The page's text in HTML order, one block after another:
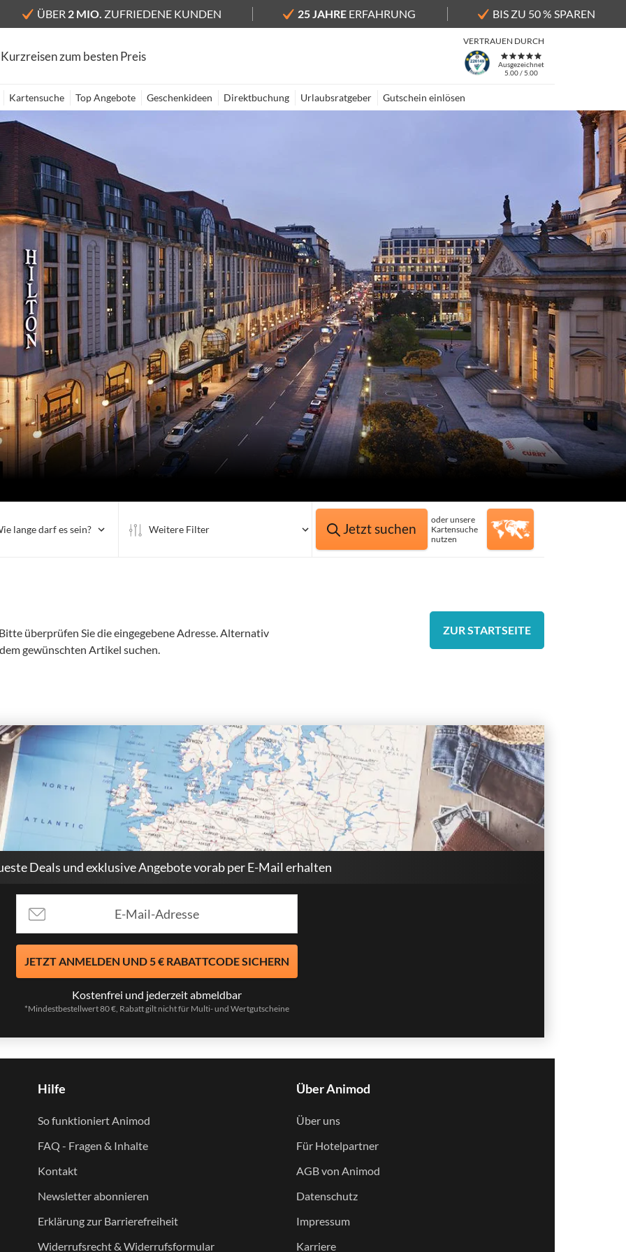
ÜBER 2 MIO. ZUFRIEDENE KUNDEN 25 JAHRE ERFAHRUNG BIS ZU 50 % SPAREN
zum besten Preis
VERTRAUEN DURCH
Ausgezeichnet
5.00 / 5.00
Kartensuche Top Angebote Geschenkideen Direktbuchung Urlaubsratgeber Gutschein einlösen
lange darf es sein? Weitere Filter Jetzt suchen
oder unsere
Kartensuche
nutzen
überprüfen Sie die eingegebene Adresse. Alternativ
gewünschten Artikel suchen.
ZUR STARTSEITE
Deals und exklusive Angebote vorab per E-Mail erhalten
JETZT ANMELDEN UND 5 € RABATTCODE SICHERN
Kostenfrei und jederzeit abmeldbar
*Mindestbestellwert 80 €, Rabatt gilt nicht für Multi- und Wertgutscheine
Hilfe
So funktioniert Animod
FAQ - Fragen & Inhalte
Kontakt
Newsletter abonnieren
Erklärung zur Barrierefreiheit
Widerrufsrecht & Widerrufsformular
Über Animod
Über uns
Für Hotelpartner
AGB von Animod
Datenschutz
Impressum
Karriere